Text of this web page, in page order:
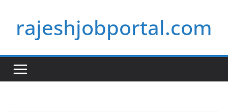
contentrajeshjobportal.com